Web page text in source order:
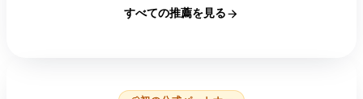
すべての推薦を見る